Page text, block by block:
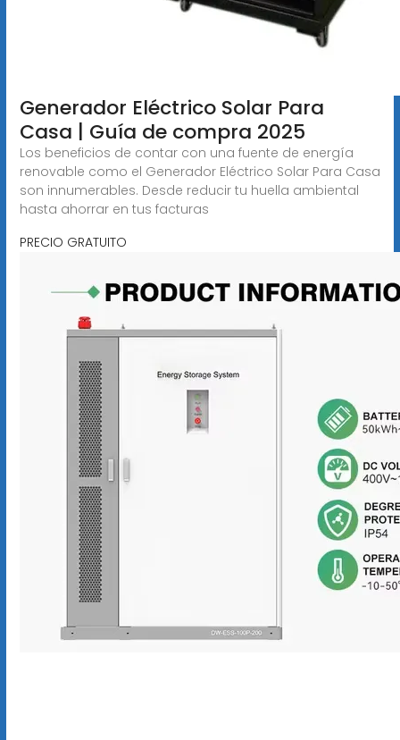
Generador Eléctrico Solar Para
Casa | Guía de compra 2025
Los beneficios de contar con una fuente de energía
renovable como el Generador Eléctrico Solar Para Casa
son innumerables. Desde reducir tu huella ambiental
hasta ahorrar en tus facturas
PRECIO GRATUITO